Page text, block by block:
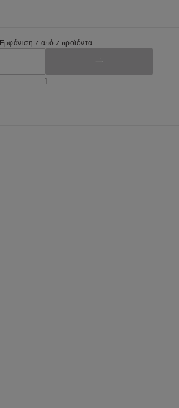
Εμφάνιση 7 από 7 προϊόντα
1